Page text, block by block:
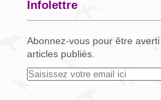
Infolettre
Abonnez-vous pour être
articles publiés.